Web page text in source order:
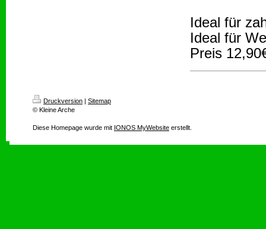
Ideal für
Ideal für
Preis
Druckversion | Sitemap
© Kleine Arche
Diese Homepage wurde mit IONOS MyWebsite erstellt.